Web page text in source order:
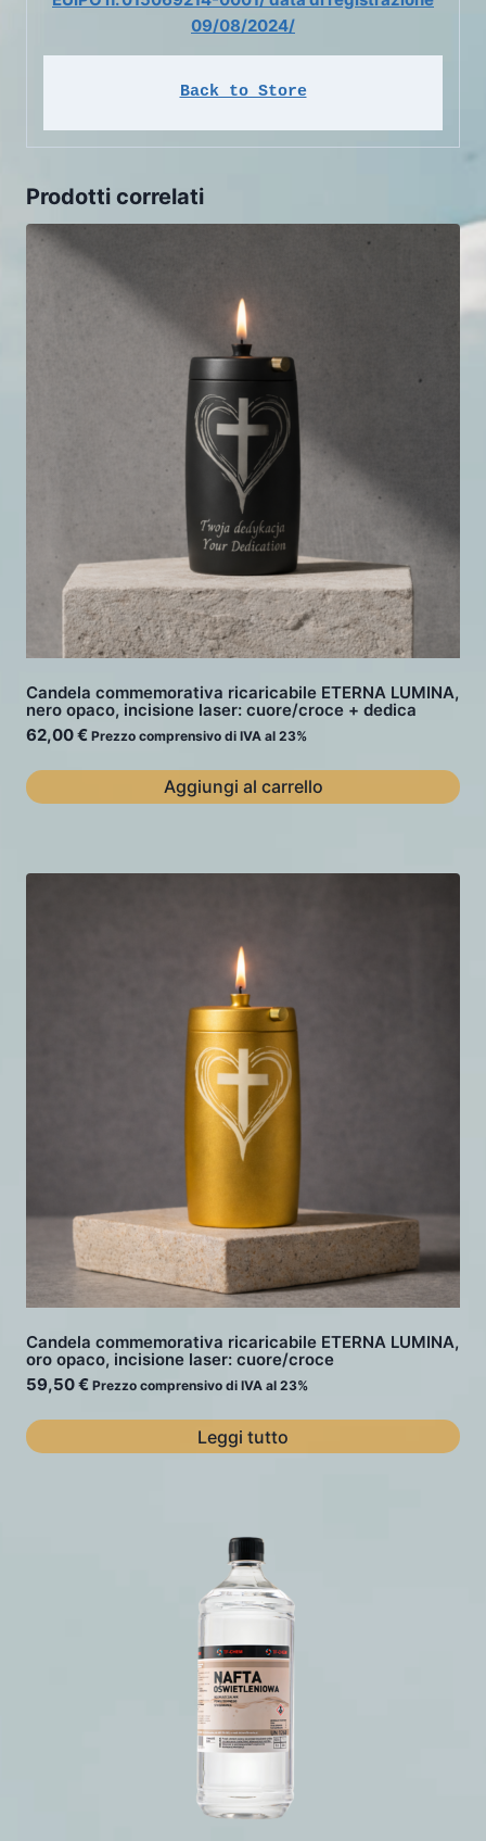
09/08/2024/
Back to Store
Prodotti correlati
Candela commemorativa ricaricabile ETERNA LUMINA,
nero opaco, incisione laser: cuore/croce + dedica
62,00€ Prezzo comprensivo di IVA al 23%
Aggiungi al carrello
Candela commemorativa ricaricabile ETERNA LUMINA,
oro opaco, incisione laser: cuore/croce
59,50€ Prezzo comprensivo di IVA al 23%
Leggi tutto